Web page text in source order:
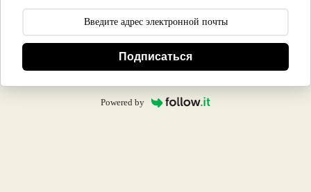
Подписаться
Powered by